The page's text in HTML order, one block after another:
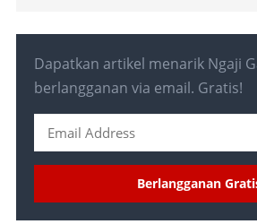
Dapatkan artikel menarik Ngaji
berlangganan via email. Gratis!
Berlangganan